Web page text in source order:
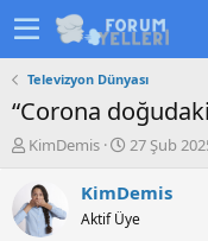
Televizyon Dünyası
“Corona
K
n
u
y
KimDemis
B
ş
a
27 Şub
KimDemis
Aktif Üye